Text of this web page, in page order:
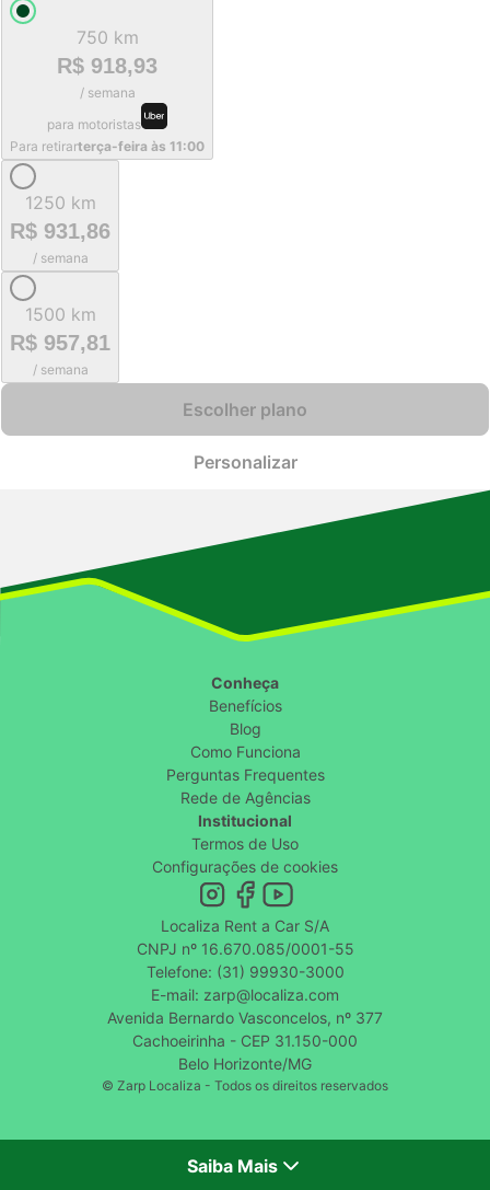
750 km
R$ 918,93
/ semana
para motoristas
Para retirarterça-feira às 11:00
1250 km
R$ 931,86
/ semana
1500 km
R$ 957,81
/ semana
Escolher plano
Personalizar
Conheça
Benefícios
Blog
Como Funciona
Perguntas Frequentes
Rede de Agências
Institucional
Termos de Uso
Configurações de cookies
Localiza Rent a Car S/A
CNPJ nº 16.670.085/0001-55
Telefone: (31) 99930-3000
E-mail: zarp@localiza.com
Avenida Bernardo Vasconcelos, nº 377
Cachoeirinha - CEP 31.150-000
Belo Horizonte/MG
© Zarp Localiza - Todos os direitos reservados
Saiba Mais